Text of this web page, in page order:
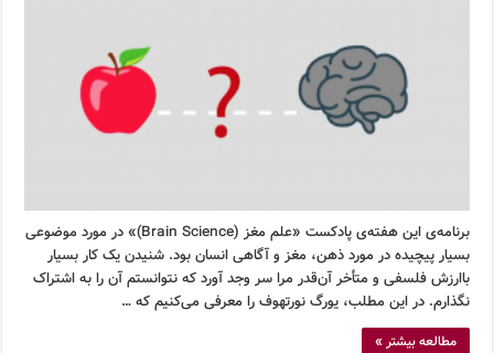
برنامه‌ی این هفته‌ی پادکست «علم مغز (Brain Science)» در مورد موضوعی
بسیار پیچیده در مورد ذهن، مغز و آگاهی انسان بود. شنیدن یک کار بسیار
باارزش فلسفی و متأخر آن‌قدر مرا سر وجد آورد که نتوانستم آن را به اشتراک
نگذارم. در این مطلب، یورگ نورتهوف را معرفی می‌کنیم که …
مطالعه بیشتر »